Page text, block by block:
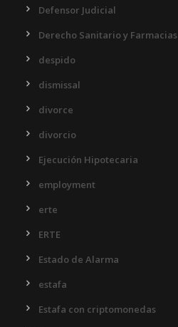
Defensor Judicial
Derecho Sanitario y Farmacias
despido
dismissal
divorce
divorcio
Ejecución Hipotecaria
employment
erte
ERTE
Estado de Alarma
estafa
Estafa con criptomonedas